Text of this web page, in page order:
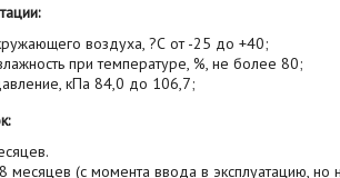
воздуха, ?С от -25 до +40;
при температуре, %, не более 80;
кПа 84,0 до 106,7;
месяцев (с момента ввода в эксплуатацию,